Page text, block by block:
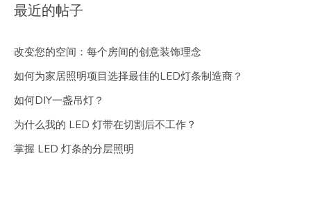
最近的帖子
改变您的空间：每个房间的创意装饰理念
如何为家居照明项目选择最佳的LED灯条制造商？
如何DIY一盏吊灯？
为什么我的 LED 灯带在切割后不工作？
掌握 LED 灯条的分层照明